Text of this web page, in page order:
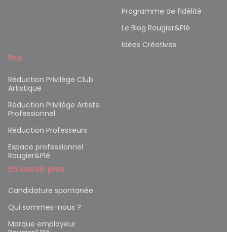
Programme de fidélité
Le Blog Rougier&Plé
Idées Créatives
Pro
Réduction Privilège Club
Artistique
Réduction Privilège Artiste
Professionnel
Réduction Professeurs
Espace professionnel
Rougier&Plé
En savoir plus
Candidature spontanée
Qui sommes-nous ?
Marque employeur